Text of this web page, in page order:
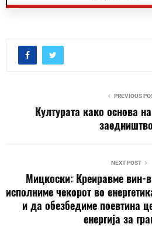
PREVIOUS
Културата како основа
NEXT POST
Мицкоски: Креиравме вин-
исполниме чекорот во
и да обезбедиме поевтина
енергија за